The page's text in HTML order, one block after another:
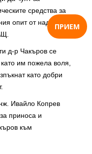
ПРИЕМ
средства за
опит от над 32
д-р Чакъров се
им пожела воля,
като добри
Ивайло Копрев
приноса и
към